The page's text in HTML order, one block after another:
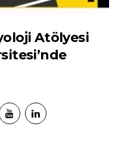
Atölyesi